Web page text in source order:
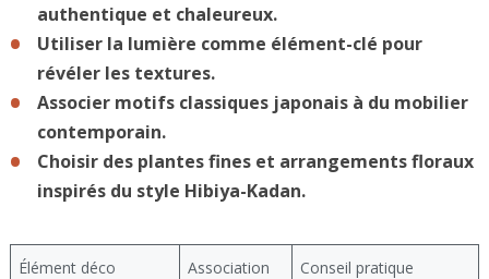
authentique et chaleureux.
Utiliser la lumière comme élément-clé pour
révéler les textures.
Associer motifs classiques japonais à du mobilier
contemporain.
Choisir des plantes fines et arrangements floraux
inspirés du style Hibiya-Kadan.
Élément déco
Association
Conseil pratique